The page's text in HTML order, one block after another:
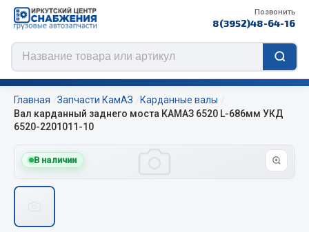
Позвонить
8(3952)48-64-16
ЦЕПИ РОССИЯ
Изготовление цепей на колеса BOHU
Главная Запчасти КамАЗ
Карданные валы
Вал карданный заднего моста КАМАЗ 6520 L-686мм УКД
6520-2201011-10
В наличии